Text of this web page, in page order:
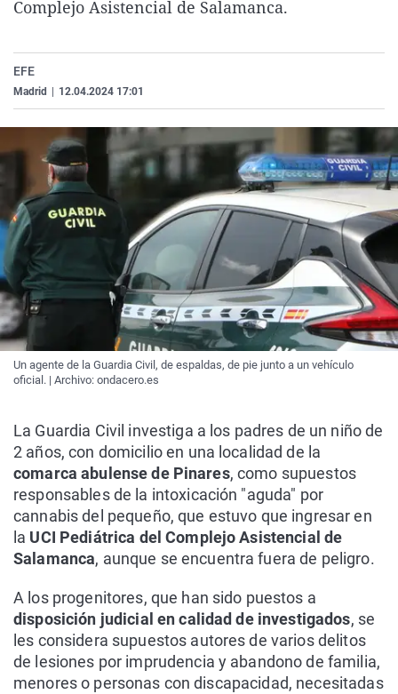
La rosa de los vientos
Caso
Operación Viuda
Extremadura
Navarra
País Vasco
Virales
Complejo Asistencial de Salamanca.
EFE
Madrid 12.04.2024 17:01
Un agente de la Guardia Civil, de espaldas, de pie junto a un vehículo
oficial. | Archivo: ondacero.es
La Guardia Civil investiga a los padres de un niño de
2 años, con domicilio en una localidad de la
comarca abulense de Pinares, como supuestos
responsables de la intoxicación "aguda" por
cannabis del pequeño, que estuvo que ingresar en
la UCI Pediátrica del Complejo Asistencial de
Salamanca, aunque se encuentra fuera de peligro.
A los progenitores, que han sido puestos a
disposición judicial en calidad de investigados, se
les considera supuestos autores de varios delitos
de lesiones por imprudencia y abandono de familia,
menores o personas con discapacidad, necesitadas